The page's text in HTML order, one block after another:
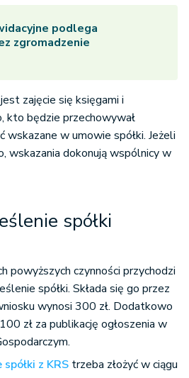
podlega
zgromadzenie
zajęcie się księgami i
kto będzie przechowywał
wskazane w umowie spółki. Jeżeli
wskazania dokonują wspólnicy w
spółki
powyższych czynności przychodzi
spółki. Składa się go przez
wynosi 300 zł. Dodatkowo
zł za publikację ogłoszenia w
z KRS trzeba złożyć w ciągu